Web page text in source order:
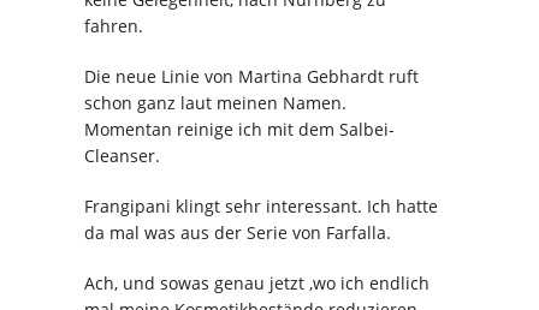
fahren.
Die neue Linie von Martina Gebhardt ruft
schon ganz laut meinen Namen.
Momentan reinige ich mit dem Salbei-
Cleanser.
Frangipani klingt sehr interessant. Ich hatte
da mal was aus der Serie von Farfalla.
Ach, und sowas genau jetzt ,wo ich endlich